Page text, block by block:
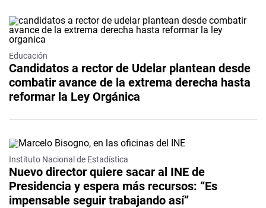
Educación
Candidatos a rector de Udelar plantean desde
combatir avance de la extrema derecha hasta
reformar la Ley Orgánica
Instituto Nacional de Estadística
Nuevo director quiere sacar al INE de
Presidencia y espera más recursos: “Es
impensable seguir trabajando así”